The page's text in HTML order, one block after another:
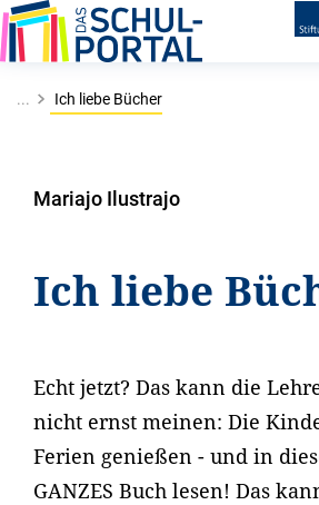
... Ich liebe Bücher
Mariajo Ilustrajo
Ich liebe
Echt jetzt? Das kann die
nicht ernst meinen: Die
Ferien genießen - und in
GANZES Buch lesen! Das